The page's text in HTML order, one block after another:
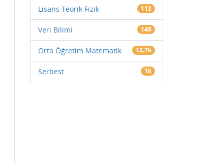
Lisans Teorik Fizik 112
Veri Bilimi 145
Orta Öğretim Matematik 12.7k
Serbest 1k